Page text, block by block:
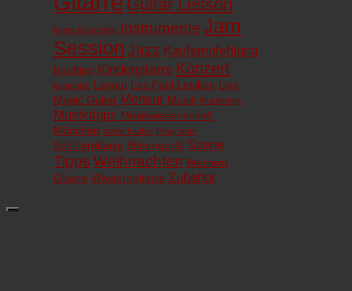
Guitar Lesson
home-Recording Instrumente Jam
Session Jazz Kaufempfehlung
Kauftipp Kindergitarre Konzert
kostenlos Layout Les Paul Lexikon Live
Magic Guitar Mensur Musik Musikshop
Musiktipps Musikwissenschaft
München online kaufen Programm
Schülergitarre Stimmgerät Szene
Tipps Weihnachten Western
Gitarre Westerngitarre Zubehör